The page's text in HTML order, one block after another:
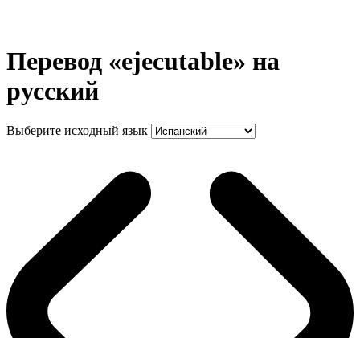
Перевод «ejecutable» на
русский
Выберите исходный язык